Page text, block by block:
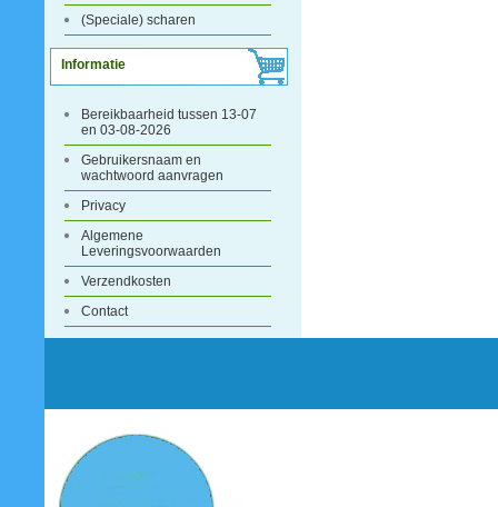
(Speciale) scharen
Informatie
Bereikbaarheid tussen 13-07
en 03-08-2026
Gebruikersnaam en
wachtwoord aanvragen
Privacy
Algemene
Leveringsvoorwaarden
Verzendkosten
Contact